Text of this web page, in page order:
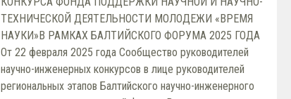
ТЕХНИЧЕСКОЙ ДЕЯТЕЛЬНОСТИ МОЛОДЕЖИ «ВРЕМЯ
НАУКИ»В РАМКАХ БАЛТИЙСКОГО ФОРУМА 2025 ГОДА
От 22 февраля 2025 года Сообщество руководителей
научно-инженерных конкурсов в лице руководителей
региональных этапов Балтийского научно-инженерного